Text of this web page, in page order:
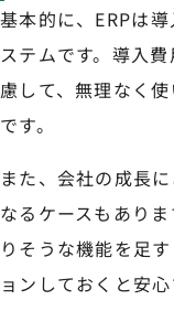
基本的に、ERPは
ステムです。導入
慮して、無理なく
です。
また、会社の成長
なるケースもあり
りそうな機能を足
ョンしておくと安心